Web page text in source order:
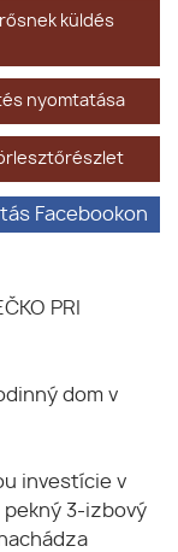
küldés
nyomtatása
Facebookon
PRI
dom v
investície v
pekný 3-izbový